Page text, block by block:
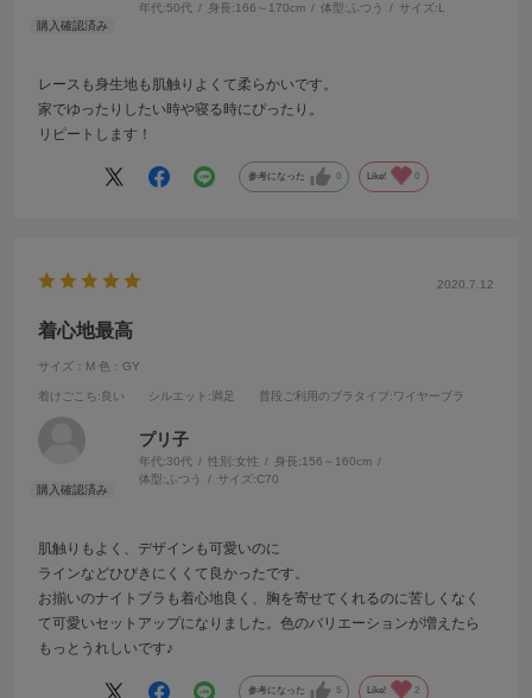
年代:50代 身長:166～170cm 体型: ふつう サイズ:L
レースも身生地も肌触りよくて柔らかいです。
家でゆったりしたい時や寝る時にぴったり。
リピートします！
参考になった 0 Like! 0
2020.7.12
着心地最高
サイズ：M 色：GY
着けごこち:良い シルエット :満足 普段ご利用のブラタイプ :ワイヤーブラ
プリ子
年代:30代 性別:女性 身長:156～160cm
体型: ふつう サイズ:C70
肌触りもよく、デザインも可愛いのに
ラインなどひびきにくくて良かったです。
お揃いのナイトブラも着心地良く、胸を寄せてくれるのに苦しくなく
て可愛いセットアップになりました。色のバリエーションが増えたら
もっとうれしいです♪
参考になった 5 Like! 2